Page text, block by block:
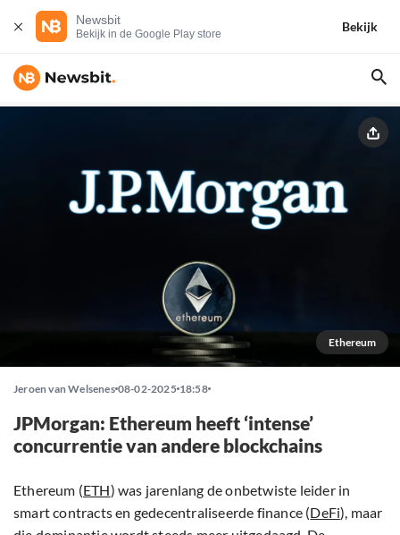
Newsbit
Bekijk in de Google Play store
Bekijk
Ethereum
Jeroen van Welsenes 08-02-2025 18:58
JPMorgan: Ethereum heeft ‘intense’
concurrentie van andere blockchains
Ethereum (ETH) was jarenlang de onbetwiste leider in
smart contracts en gedecentraliseerde finance (DeFi), maar